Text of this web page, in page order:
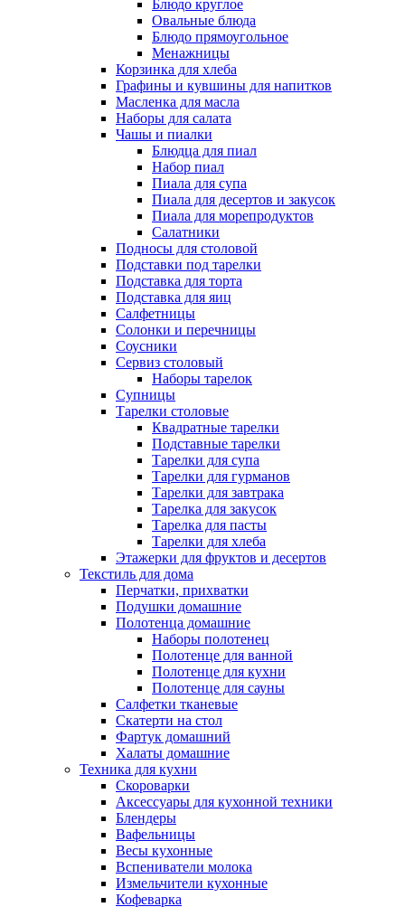
Блюдо круглое
Овальные блюда
Блюдо прямоугольное
Менажницы
Корзинка для хлеба
Графины и кувшины для напитков
Масленка для масла
Наборы для салата
Чашы и пиалки
Блюдца для пиал
Набор пиал
Пиала для супа
Пиала для десертов и закусок
Пиала для морепродуктов
Салатники
Подносы для столовой
Подставки под тарелки
Подставка для торта
Подставка для яиц
Салфетницы
Солонки и перечницы
Соусники
Сервиз столовый
Наборы тарелок
Супницы
Тарелки столовые
Квадратные тарелки
Подставные тарелки
Тарелки для супа
Тарелки для гурманов
Тарелки для завтрака
Тарелка для закусок
Тарелка для пасты
Тарелки для хлеба
Этажерки для фруктов и десертов
Текстиль для дома
Перчатки, прихватки
Подушки домашние
Полотенца домашние
Наборы полотенец
Полотенце для ванной
Полотенце для кухни
Полотенце для сауны
Салфетки тканевые
Скатерти на стол
Фартук домашний
Халаты домашние
Техника для кухни
Скороварки
Аксессуары для кухонной техники
Блендеры
Вафельницы
Весы кухонные
Вспениватели молока
Измельчители кухонные
Кофеварка